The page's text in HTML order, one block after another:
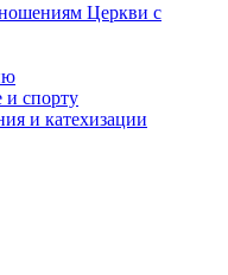
Церкви с
и спорту
и катехизации